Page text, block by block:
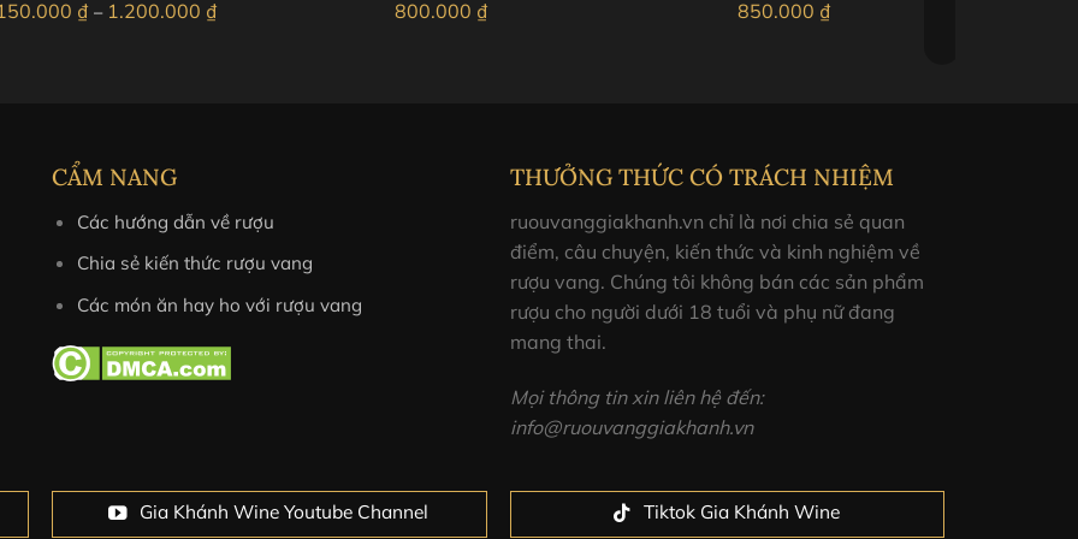
chua cao, tannin chín và tròn đều với độ đậm của rượu. Kết thúc lâu dài.
pho mát trưởng thành.
₫ – 1.200.000 ₫Khoảng 800.000 ₫ 850.000 ₫
CẨM NANG
Các hướng dẫn về rượu
Chia sẻ kiến thức rượu vang
Các món ăn hay ho với rượu vang
THƯỞNG THỨC CÓ TRÁCH NHIỆM
ruouvanggiakhanh.vn chỉ là nơi chia sẻ quan
điểm, câu chuyện, kiến thức và kinh nghiệm về
rượu vang. Chúng tôi không bán các sản phẩm
rượu cho người dưới 18 tuổi và phụ nữ đang
mang thai.
Mọi thông tin xin liên hệ đến:
info@ruouvanggiakhanh.vn
Gia Khánh Wine Youtube Channel Tiktok Gia Khánh Wine